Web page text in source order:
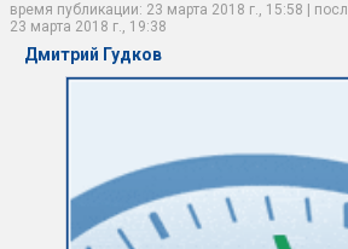
время публикации: 23 марта 2018 г., 15:58 |
23 марта 2018 г., 19:38
Дмитрий Гудков